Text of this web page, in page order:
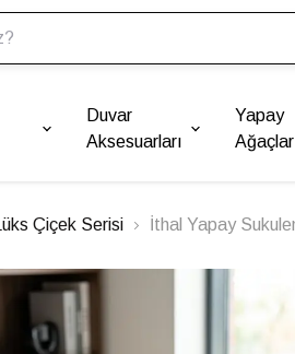
Duvar
Aksesuarları
Yapay
Ağaçlar
Lüks Çiçek Serisi İthal Yapay